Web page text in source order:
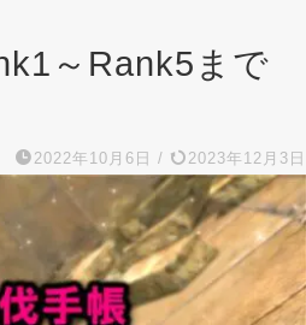
～Rank5まで
2022年10月6日 / 2023年12月3日